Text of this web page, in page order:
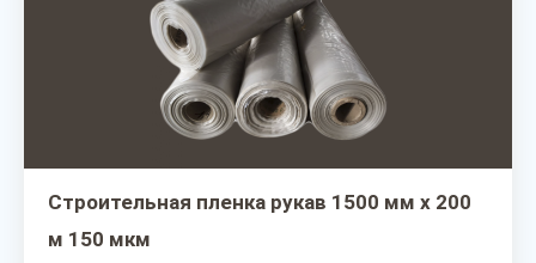
Строительная пленка рукав 1500 мм х 200
м 150 мкм